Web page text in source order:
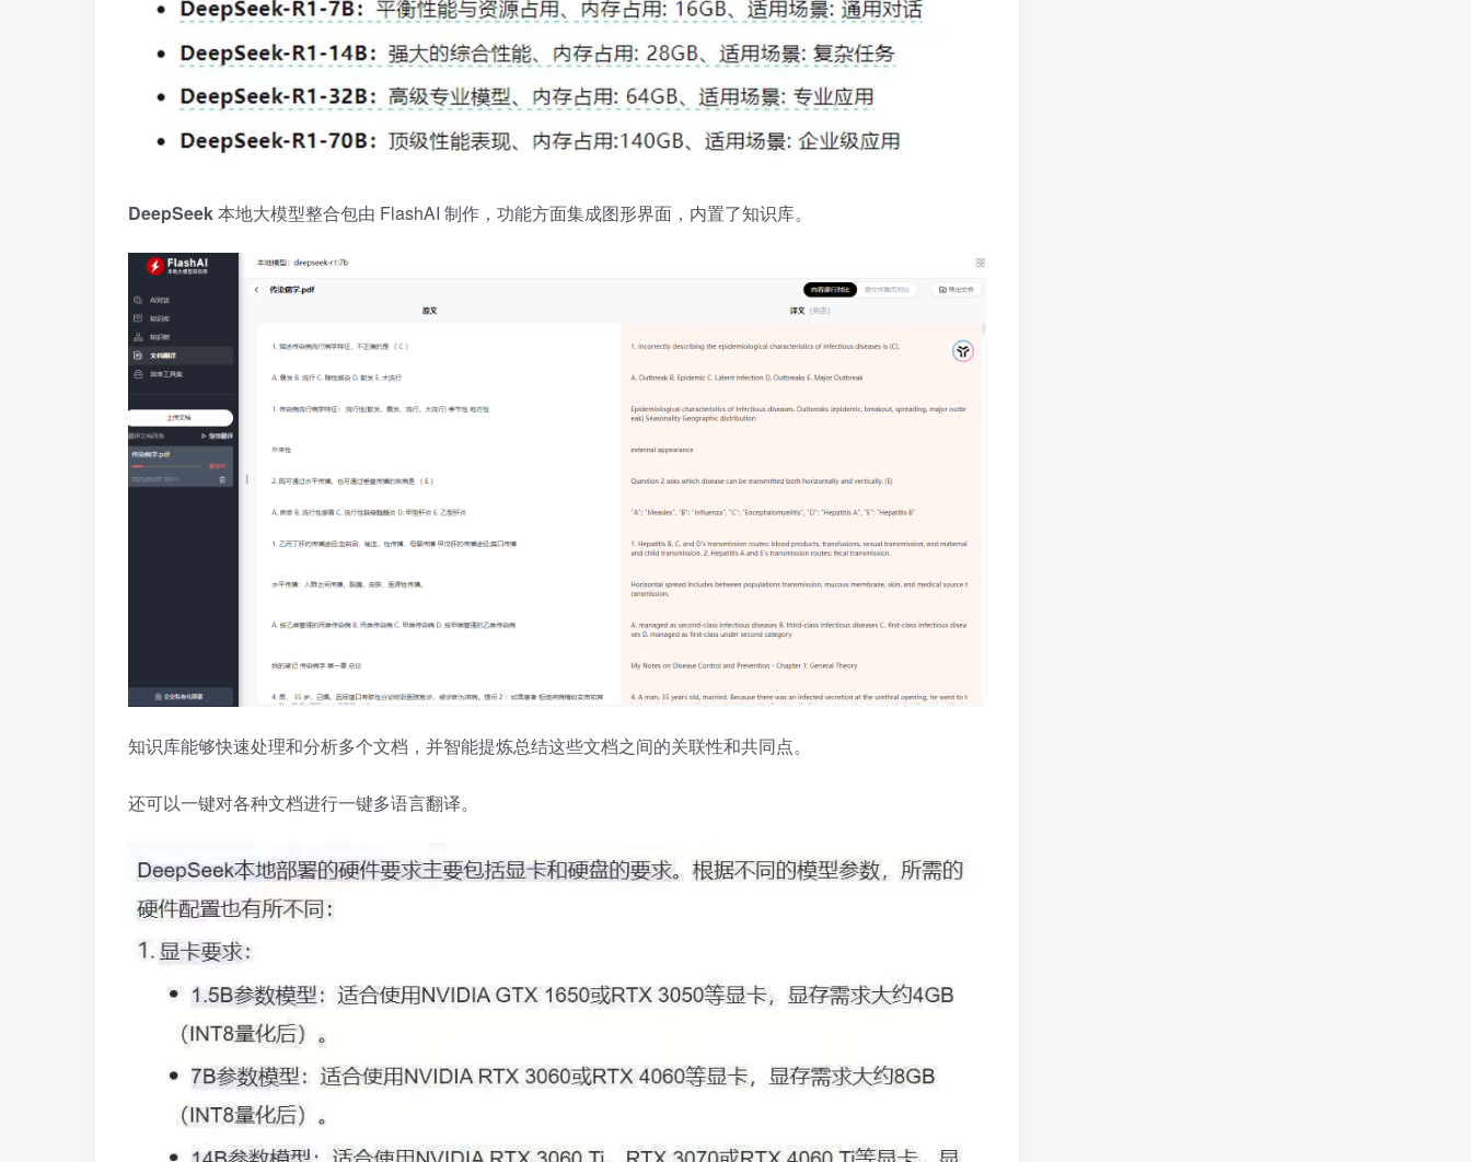
DeepSeek本地大模型整合包由 FlashAI 制作，功能方面集成图形界面，内置了知识库。
知识库能够快速处理和分析多个文档，并智能提炼总结这些文档之间的关联性和共同点。
还可以一键对各种文档进行一键多语言翻译。